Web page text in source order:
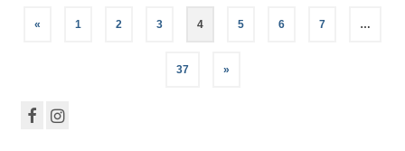
投
ペ
« 1 2 3 4 5 6 7 …
37 »